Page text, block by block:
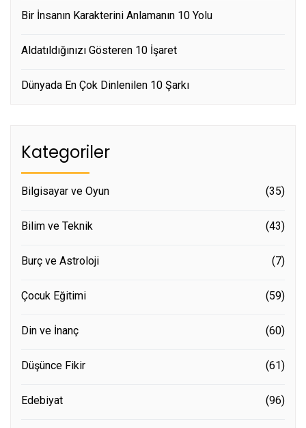
Bir İnsanın Karakterini Anlamanın 10 Yolu
Aldatıldığınızı Gösteren 10 İşaret
Dünyada En Çok Dinlenilen 10 Şarkı
Kategoriler
Bilgisayar ve Oyun (35)
Bilim ve Teknik (43)
Burç ve Astroloji (7)
Çocuk Eğitimi (59)
Din ve İnanç (60)
Düşünce Fikir (61)
Edebiyat (96)